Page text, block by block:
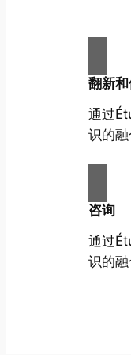
翻新
通过
识的融
咨询
通过
识的融